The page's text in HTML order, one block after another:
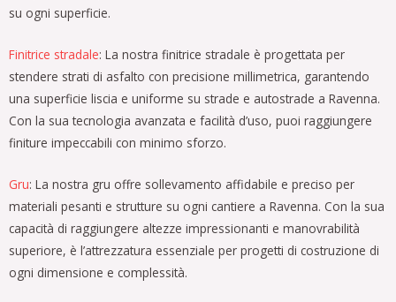
su ogni superficie.
Finitrice stradale: La nostra finitrice stradale è progettata per
stendere strati di asfalto con precisione millimetrica, garantendo
una superficie liscia e uniforme su strade e autostrade a Ravenna.
Con la sua tecnologia avanzata e facilità d’uso, puoi raggiungere
finiture impeccabili con minimo sforzo.
Gru: La nostra gru offre sollevamento affidabile e preciso per
materiali pesanti e strutture su ogni cantiere a Ravenna. Con la sua
capacità di raggiungere altezze impressionanti e manovrabilità
superiore, è l’attrezzatura essenziale per progetti di costruzione di
ogni dimensione e complessità.